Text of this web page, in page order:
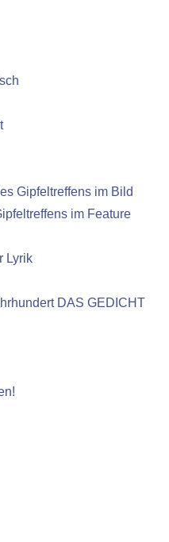
Gipfeltreffens im Bild
im Feature
Lyrik
DAS GEDICHT